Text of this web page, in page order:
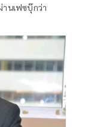
นเฟซบุ๊กว่า